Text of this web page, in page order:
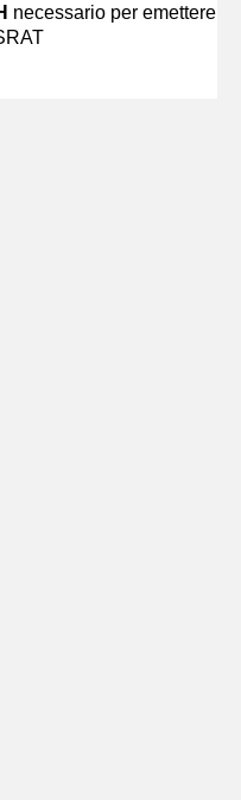
necessario per emettere